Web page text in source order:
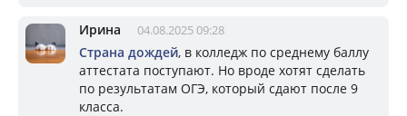
Ирина 04.08.2025 09:28
Страна дождей, в колледж по среднему баллу
аттестата поступают. Но вроде хотят сделать
по результатам ОГЭ, который сдают после 9
класса.